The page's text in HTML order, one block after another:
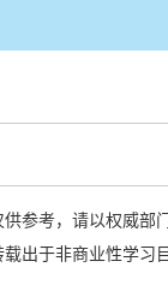
参考，请以权威部
出于非商业性学习